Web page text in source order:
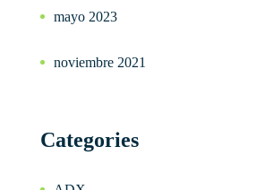
mayo 2023
noviembre 2021
Categories